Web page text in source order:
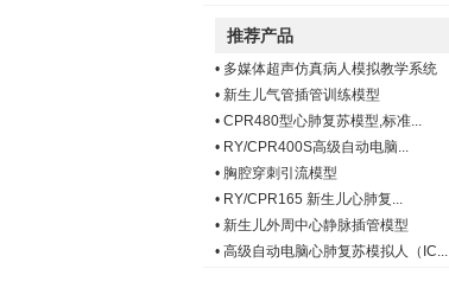
推荐产品
• 多媒体超声仿真病人模拟教学系统
• 新生儿气管插管训练模型
• CPR480型心肺复苏模型,标准...
• RY/CPR400S高级自动电脑...
• 胸腔穿刺引流模型
• RY/CPR165 新生儿心肺复...
• 新生儿外周中心静脉插管模型
• 高级自动电脑心肺复苏模拟人（IC...